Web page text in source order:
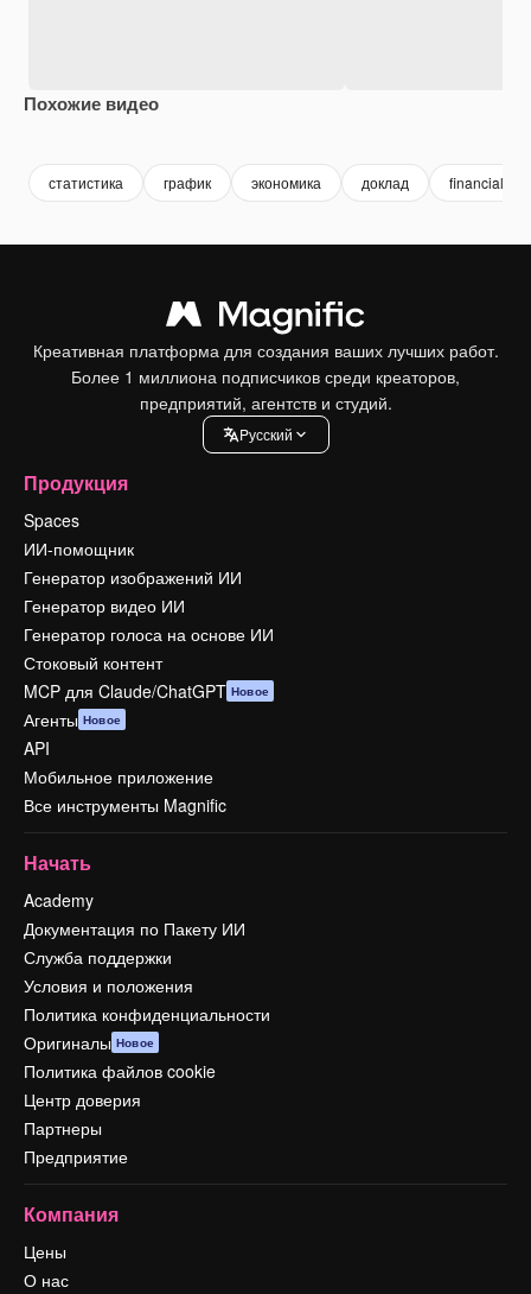
Похожие видео
статистика график экономика доклад financial
Креативная платформа для создания ваших лучших работ.
Более 1 миллиона подписчиков среди креаторов,
предприятий, агентств и студий.
Pусский
Продукция
Spaces
ИИ-помощник
Генератор изображений ИИ
Генератор видео ИИ
Генератор голоса на основе ИИ
Стоковый контент
MCP для Claude/ChatGPT Новое
Агенты Новое
API
Мобильное приложение
Все инструменты Magnific
Начать
Academy
Документация по Пакету ИИ
Служба поддержки
Условия и положения
Политика конфиденциальности
Оригиналы Новое
Политика файлов cookie
Центр доверия
Партнеры
Предприятие
Компания
Цены
О нас